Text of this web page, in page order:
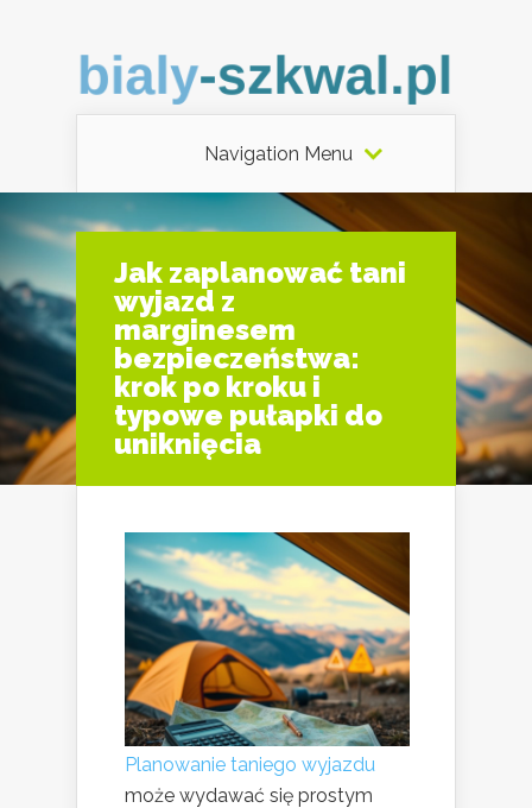
Navigation Menu
Jak zaplanować tani
wyjazd z
marginesem
bezpieczeństwa:
krok po kroku i
typowe pułapki do
uniknięcia
Planowanie taniego wyjazdu
może wydawać się prostym